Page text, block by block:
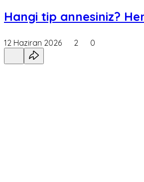
Hangi tip annesiniz?
12 Haziran 2026 2 0